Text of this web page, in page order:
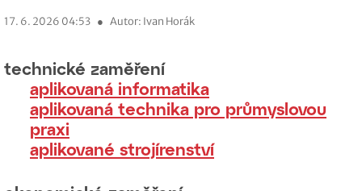
17. 6. 2026 04:53 ● Autor: Ivan Horák
technické zaměření
aplikovaná informatika
aplikovaná technika pro průmyslovou
praxi
aplikované strojírenství